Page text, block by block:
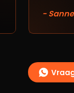
- Sanne